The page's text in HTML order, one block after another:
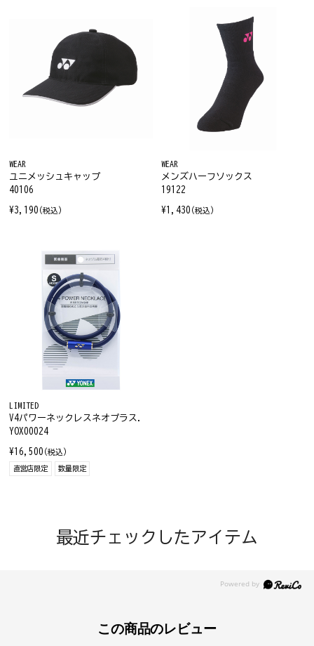
WEAR
ユニメッシュキャップ
40106
¥3,190 (税込)
WEAR
メンズハーフソックス
19122
¥1,430 (税込)
LIMITED
V4パワーネックレスネオプラス.
YOX00024
¥16,500 (税込)
直営店限定 数量限定
最近チェックしたアイテム
この商品のレビュー